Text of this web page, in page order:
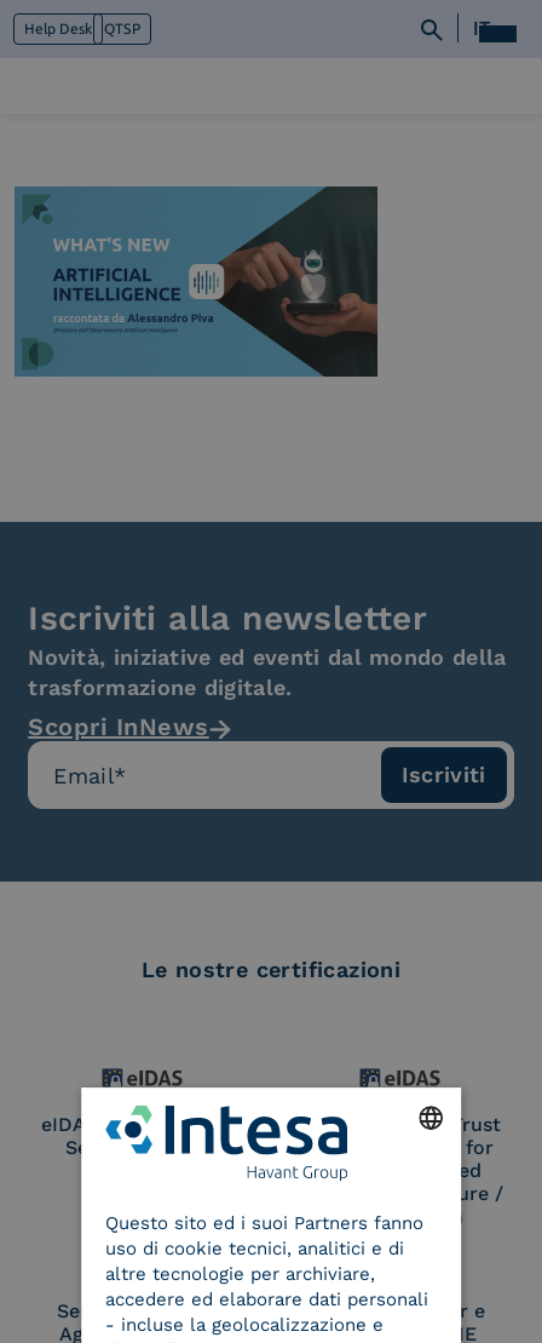
Help Desk QTSP IT
Cosa facciamo
Piattaforme
Industry
News e Media
Contattaci
Iscriviti alla newsletter
Novità, iniziative ed eventi dal mondo della
trasformazione digitale.
Scopri InNews
Le nostre certificazioni
eIDAS Qualified Trust
Service Provider
eIDAS Qualified Trust
Service Provider for
Remote Qualified
Electronic Signature /
Seal Creation
Service Provider e
Aggregatore SPID
Service Provider e
Aggregatore CIE
ITALIAN
Questo sito ed i suoi Partners fanno
uso di cookie tecnici, analitici e di
altre tecnologie per archiviare,
accedere ed elaborare dati personali
- incluse la geolocalizzazione e